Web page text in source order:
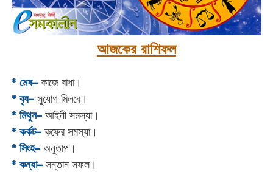
আজকের রাশিফল
* মেষ–কাজে বাধা।
* বৃষ–সুযোগ মিলবে।
* মিথুন–আইনী সমস্যা।
* কর্কট–কফের সমস্যা।
* সিংহ–অনুতাপ।
* কন্যা–সন্তান সফল।